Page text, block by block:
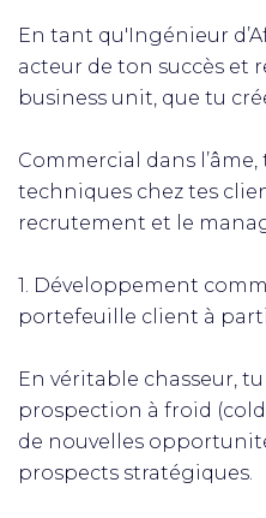
En tant qu'Ingénieur
acteur de ton succès et
business unit, que tu
Commercial dans
techniques chez tes
recrutement et le
1. Développement
portefeuille client à
En véritable chasseur,
prospection à froid
de nouvelles
prospects stratégiques.